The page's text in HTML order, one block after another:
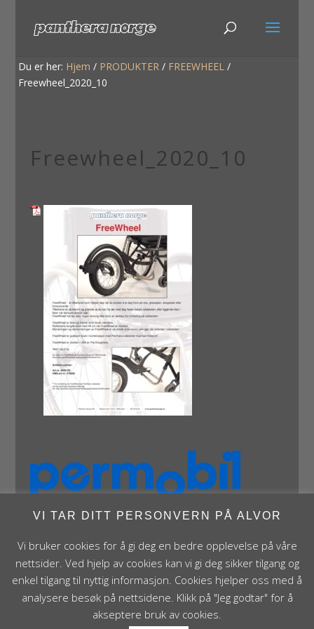
Du er her: Hjem / PRODUKTER / FREEWHEEL /
Freewheel_2020_10
Freewheel_2020_10
Panthera Norge AS • Røykenveien 142A • NO - 1386
Asker • Norge • post@panthera.no • Tlf: 90 24 55 55 •
VI TAR DITT PERSONVERN PÅ ALVOR
Vi bruker cookies for å gi deg en bedre opplevelse på våre
nettsider. Ved hjelp av cookies kan vi gi deg sikker tilgang og
enkel tilgang til nyttig informasjon. Cookies hjelper oss med å
analysere besøk på nettsidene. Klikk på "Jeg godtar" for å
akseptere bruk av cookies.